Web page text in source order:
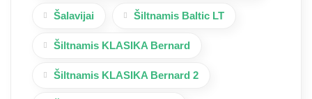
Šalavijai Šiltnamis Baltic LT
Šiltnamis KLASIKA Bernard
Šiltnamis KLASIKA Bernard 2